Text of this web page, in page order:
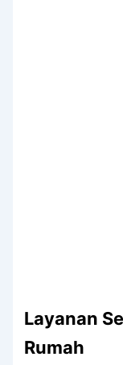
Layanan
Rumah